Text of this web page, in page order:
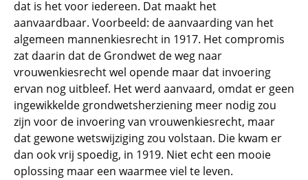
dat is het voor iedereen. Dat maakt het
aanvaardbaar. Voorbeeld: de aanvaarding van het
algemeen mannenkiesrecht in 1917. Het compromis
zat daarin dat de Grondwet de weg naar
vrouwenkiesrecht wel opende maar dat invoering
ervan nog uitbleef. Het werd aanvaard, omdat er geen
ingewikkelde grondwetsherziening meer nodig zou
zijn voor de invoering van vrouwenkiesrecht, maar
dat gewone wetswijziging zou volstaan. Die kwam er
dan ook vrij spoedig, in 1919. Niet echt een mooie
oplossing maar een waarmee viel te leven.